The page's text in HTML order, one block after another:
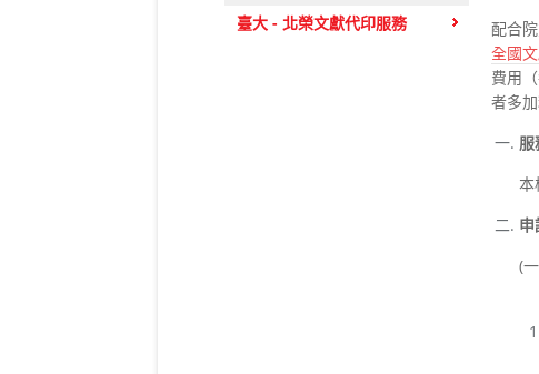
臺大 - 北榮文獻代印服務
配合
全國
費用
者多加
服
本
申
(